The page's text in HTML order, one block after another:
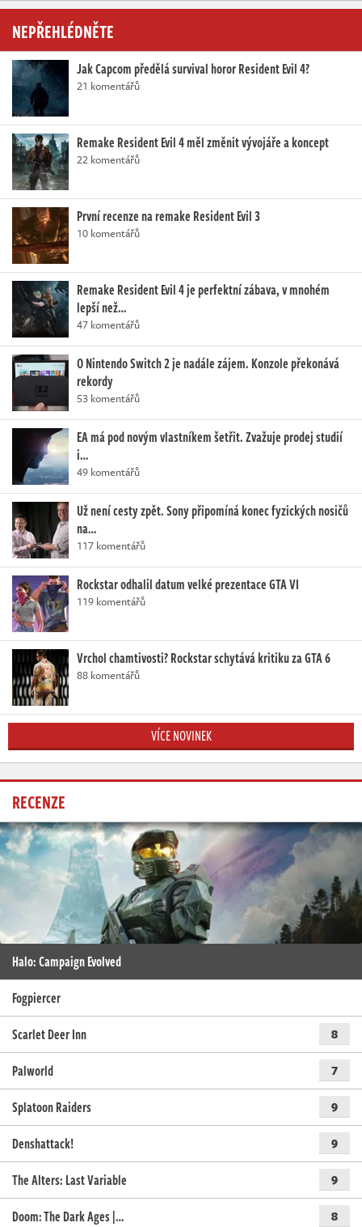
NEPŘEHLÉDNĚTE
Jak Capcom předělá survival horor Resident Evil 4?
21 komentářů
Remake Resident Evil 4 měl změnit vývojáře a koncept
22 komentářů
První recenze na remake Resident Evil 3
10 komentářů
Remake Resident Evil 4 je perfektní zábava, v mnohém
lepší než…
47 komentářů
O Nintendo Switch 2 je nadále zájem. Konzole překonává
rekordy
53 komentářů
EA má pod novým vlastníkem šetřit. Zvažuje prodej studií
i…
49 komentářů
Už není cesty zpět. Sony připomíná konec fyzických nosičů
na…
117 komentářů
Rockstar odhalil datum velké prezentace GTA VI
119 komentářů
Vrchol chamtivosti? Rockstar schytává kritiku za GTA 6
88 komentářů
VÍCE NOVINEK
RECENZE
Halo: Campaign Evolved
Fogpiercer
Scarlet Deer Inn
8
Palworld 7
Splatoon Raiders 9
Denshattack! 9
The Alters: Last Variable 9
Doom: The Dark Ages |… 8